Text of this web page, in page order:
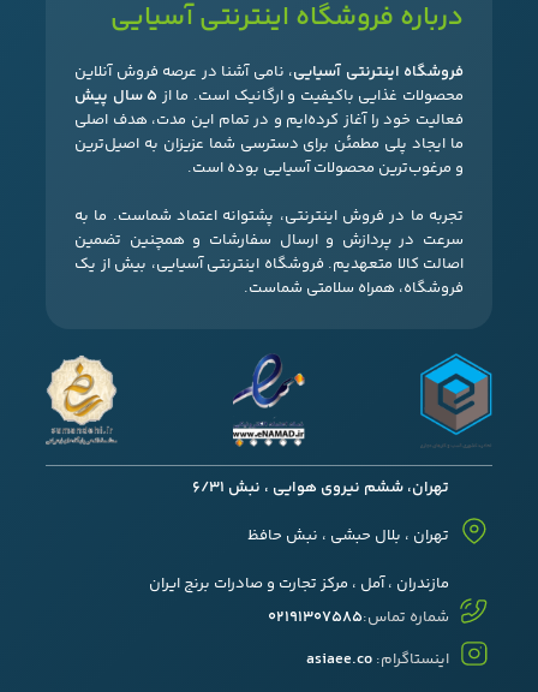
درباره فروشگاه اینترنتی آسیایی
فروشگاه اینترنتی آسیایی، نامی آشنا در عرصه فروش آنلاین
محصولات غذایی باکیفیت و ارگانیک است. ما از ۵ سال پیش
فعالیت خود را آغاز کرده‌ایم و در تمام این مدت، هدف اصلی
ما ایجاد پلی مطمئن برای دسترسی شما عزیزان به اصیل‌ترین
و مرغوب‌ترین محصولات آسیایی بوده است.
تجربه ما در فروش اینترنتی، پشتوانه اعتماد شماست. ما به
سرعت در پردازش و ارسال سفارشات و همچنین تضمین
اصالت کالا متعهدیم. فروشگاه اینترنتی آسیایی، بیش از یک
فروشگاه، همراه سلامتی شماست.
تهران، ششم نیروی هوایی ، نبش 6/31
تهران ، بلال حبشی ، نبش حافظ
مازندران ، آمل ، مرکز تجارت و صادرات برنج ایران
شماره تماس:02191307585
اینستاگرام: